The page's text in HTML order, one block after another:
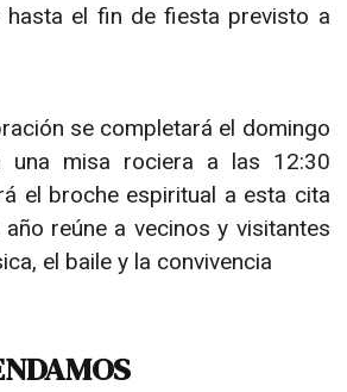
hasta el fin de fiesta previsto a
se completará el domingo
misa rociera a las 12:30
el broche espiritual a esta cita
reúne a vecinos y visitantes
el baile y la convivencia